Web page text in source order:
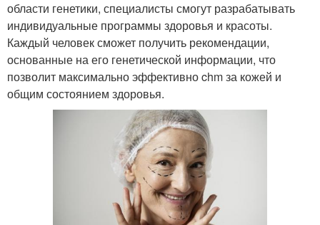
области генетики, специалисты смогут разрабатывать
индивидуальные программы здоровья и красоты.
Каждый человек сможет получить рекомендации,
основанные на его генетической информации, что
позволит максимально эффективно chm за кожей и
общим состоянием здоровья.